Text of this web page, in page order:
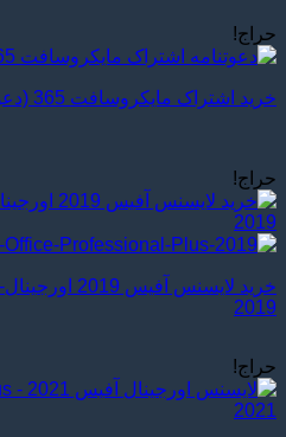
حراج!
خرید اشتراک مایکروسافت 365 (دعوتنامه) – Microsoft 365 Invite
حراج!
2019
حراج!